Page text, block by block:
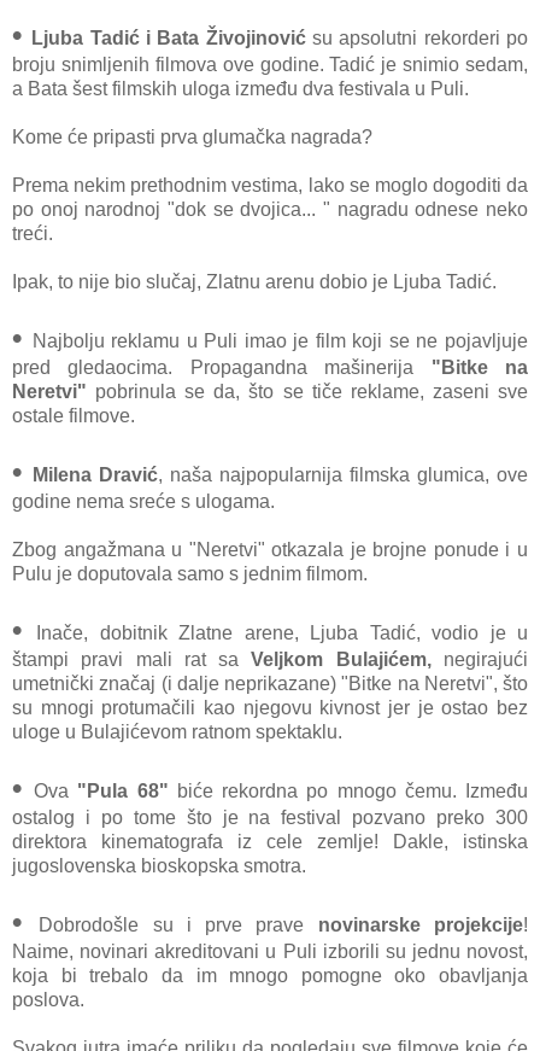
• Ljuba Tadić i Bata Živojinovićsu apsolutni rekorderi po
broju snimljenih filmova ove godine. Tadić je snimio sedam,
a Bata šest filmskih uloga između dva festivala u Puli.
Kome će pripasti prva glumačka nagrada?
Prema nekim prethodnim vestima, lako se moglo dogoditi da
po onoj narodnoj "dok se dvojica... " nagradu odnese neko
treći.
Ipak, to nije bio slučaj, Zlatnu arenu dobio je Ljuba Tadić.
•
Najbolju reklamu u Puli imao je film koji se ne pojavljuje
pred gledaocima. Propagandna mašinerija "Bitke na
Neretvi" pobrinula se da, što se tiče reklame, zaseni sve
ostale filmove.
• Milena Dravić, naša najpopularnija filmska glumica, ove
godine nema sreće s ulogama.
Zbog angažmana u "Neretvi" otkazala je brojne ponude i u
Pulu je doputovala samo s jednim filmom.
•
Inače, dobitnik Zlatne arene, Ljuba Tadić, vodio je u
štampi pravi mali rat saVeljkom Bulajićem, negirajući
umetnički značaj (i dalje neprikazane) "Bitke na Neretvi", što
su mnogi protumačili kao njegovu kivnost jer je ostao bez
uloge u Bulajićevom ratnom spektaklu.
•Ova "Pula 68" biće rekordna po mnogo čemu. Između
ostalog i po tome što je na festival pozvano preko 300
direktora kinematografa iz cele zemlje! Dakle, istinska
jugoslovenska bioskopska smotra.
• Dobrodošle su i prve prave novinarske projekcije!
Naime, novinari akreditovani u Puli izborili su jednu novost,
koja bi trebalo da im mnogo pomogne oko obavljanja
poslova.